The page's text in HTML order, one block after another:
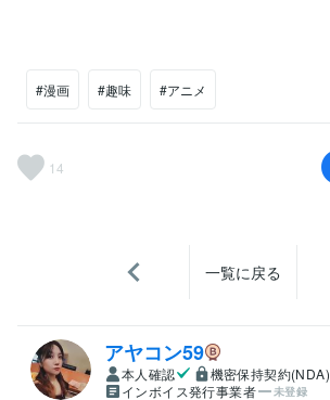
#漫画 #趣味 #アニメ
14
一覧に戻る
アヤコン59
本人確認
機密保持契約(NDA)
インボイス発行事業者
未登録